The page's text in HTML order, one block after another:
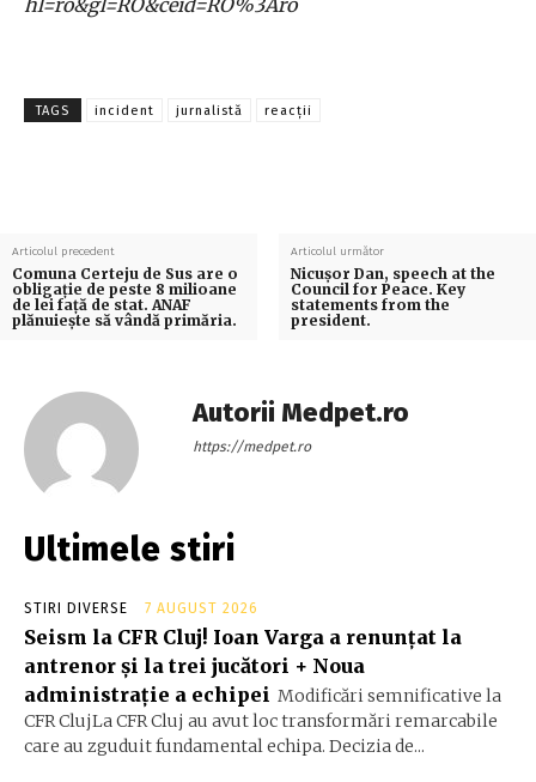
hl=ro&gl=RO&ceid=RO%3Aro
TAGS incident jurnalistă reacții
Articolul precedent
Comuna Certeju de Sus are o
obligație de peste 8 milioane
de lei față de stat. ANAF
plănuiește să vândă primăria.
Articolul următor
Nicușor Dan, speech at the
Council for Peace. Key
statements from the
president.
Autorii Medpet.ro
https://medpet.ro
Ultimele stiri
STIRI DIVERSE 7 AUGUST 2026
Seism la CFR Cluj! Ioan Varga a renunțat la
antrenor și la trei jucători + Noua
administrație a echipei Modificări semnificative la
CFR ClujLa CFR Cluj au avut loc transformări remarcabile
care au zguduit fundamental echipa. Decizia de...